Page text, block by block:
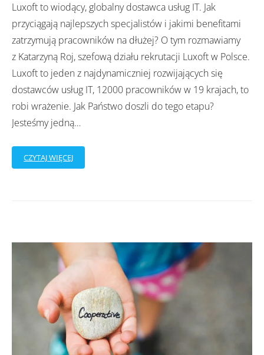
Luxoft to wiodący, globalny dostawca usług IT. Jak
przyciągają najlepszych specjalistów i jakimi benefitami
zatrzymują pracowników na dłużej? O tym rozmawiamy
z Katarzyną Roj, szefową działu rekrutacji Luxoft w Polsce.
Luxoft to jeden z najdynamiczniej rozwijających się
dostawców usług IT, 12000 pracowników w 19 krajach, to
robi wrażenie. Jak Państwo doszli do tego etapu?
Jesteśmy jedną…
CZYTAJ WIĘCEJ